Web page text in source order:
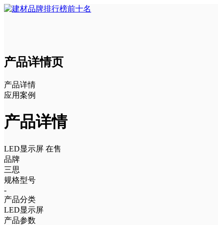
产品详情页
产品详情
应用案例
产品详情
LED显示屏 在售
品牌
三思
规格型号
-
产品分类
LED显示屏
产品参数